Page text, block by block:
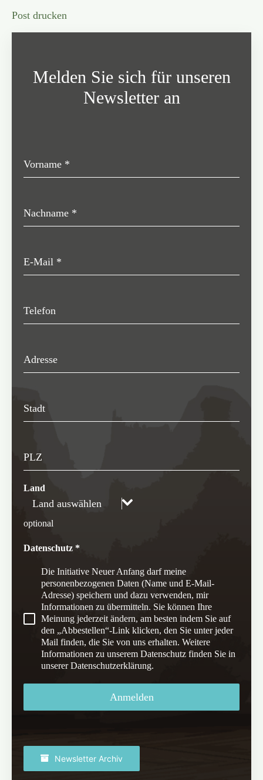
Post drucken
Melden Sie sich für unseren
Newsletter an
Vorname *
Nachname *
E-Mail *
Telefon
Adresse
Stadt
PLZ
Land
Land auswählen
optional
Datenschutz*
Die Initiative Neuer Anfang darf meine
personenbezogenen Daten (Name und E-Mail-
Adresse) speichern und dazu verwenden, mir
Informationen zu übermitteln. Sie können Ihre
Meinung jederzeit ändern, am besten indem Sie auf
den „Abbestellen“-Link klicken, den Sie unter jeder
Mail finden, die Sie von uns erhalten. Weitere
Informationen zu unserem Datenschutz finden Sie in
unserer Datenschutzerklärung.
Anmelden
Newsletter Archiv